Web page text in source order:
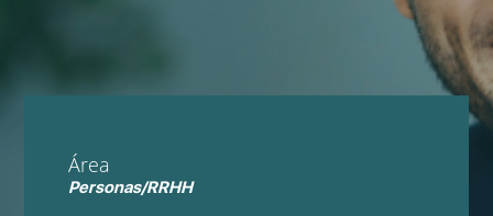
Área
Personas/RRHH